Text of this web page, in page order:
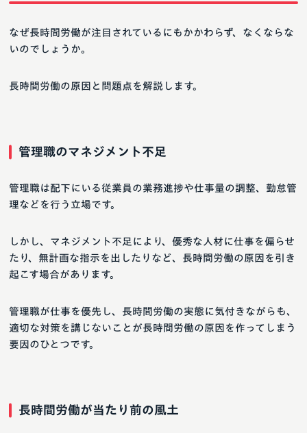
なぜ長時間労働が注目されているにもかかわらず、なくならな
いのでしょうか。
長時間労働の原因と問題点を解説します。
管理職のマネジメント不足
管理職は配下にいる従業員の業務進捗や仕事量の調整、勤怠管
理などを行う立場です。
しかし、マネジメント不足により、優秀な人材に仕事を偏らせ
たり、無計画な指示を出したりなど、長時間労働の原因を引き
起こす場合があります。
管理職が仕事を優先し、長時間労働の実態に気付きながらも、
適切な対策を講じないことが長時間労働の原因を作ってしまう
要因のひとつです。
長時間労働が当たり前の風土